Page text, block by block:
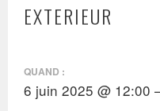
EXTERIEUR
QUAND :
6 juin 2025 @ 12:00